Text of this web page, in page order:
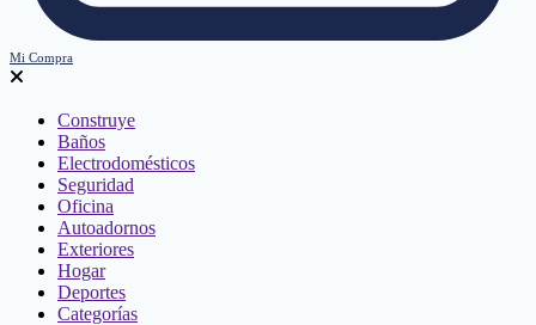
Mi Compra
Construye
Baños
Electrodomésticos
Seguridad
Oficina
Autoadornos
Exteriores
Hogar
Deportes
Categorías